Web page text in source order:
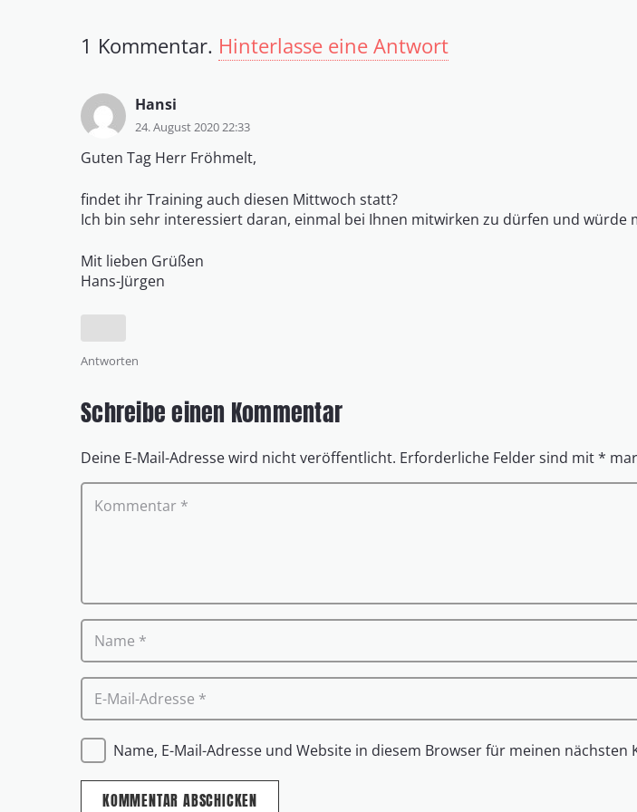
1 Kommentar. Hinterlasse eine Antwort
Hansi
24. August 2020 22:33
Guten Tag Herr Fröhmelt,
findet ihr Training auch diesen Mittwoch statt?
Ich bin sehr interessiert daran, einmal bei Ihnen mitwirken zu dürfen und
Mit lieben Grüßen
Hans-Jürgen
Antworten
Schreibe einen Kommentar
Deine E-Mail-Adresse wird nicht veröffentlicht. Erforderliche Felder sind mit*
Name, E-Mail-Adresse und Website in diesem Browser für meinen
KOMMENTAR ABSCHICKEN